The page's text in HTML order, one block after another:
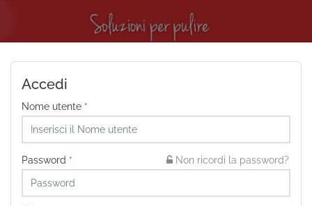
Accedi
Nome utente *
Non ricordi la password?
Password *